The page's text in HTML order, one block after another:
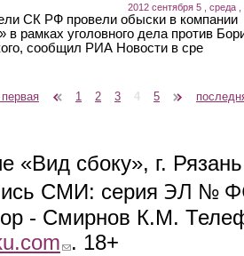
2012 сентября 5 , среда ,
СК РФ провели обыски в компании
в рамках уголовного дела против
сообщил РИА Новости в сре
1 2 3 4 5
«Вид сбоку», г.
СМИ: серия ЭЛ №
- Смирнов К.М.
(link sends e-mail)
. 18+